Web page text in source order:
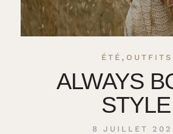
ÉTÉ , OUTFITS
ALWAYS
STYLE
8 JUILLET